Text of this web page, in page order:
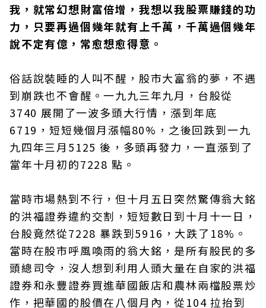
我，就常幻想財富倍增，我想以我股票賺錢的功
力，只要再過個幾年就有上千萬，千萬過個幾年
說不定有億，常愈想愈得意。
俗話說裝睡的人叫不醒，股市大富翁的夢，不遇
到崩跌也不會醒。一九九三年九月，台股從
3740 展開了一波多頭大行情，漲到年底
6719，短短幾個月漲幅80%，之後回跌到一九
九四年三月5125 後，多頭再發力，一直漲到了
當年十月初的7228 點。
當時市場熱到不行，但十月五日突然驚傳翁大銘
的洪福證券違約交割，短短數日到十月十一日，
台股竟然從7228 暴跌到5916，大跌了18%。
當時在股市呼風喚雨的翁大銘，是所有股民的多
頭總司令，沒人想到利用人頭大量在自家的洪福
證券和永豐證券買進華國飯店和農林兩檔股票炒
作，把華國的股價在八個月內，從104 拉抬到